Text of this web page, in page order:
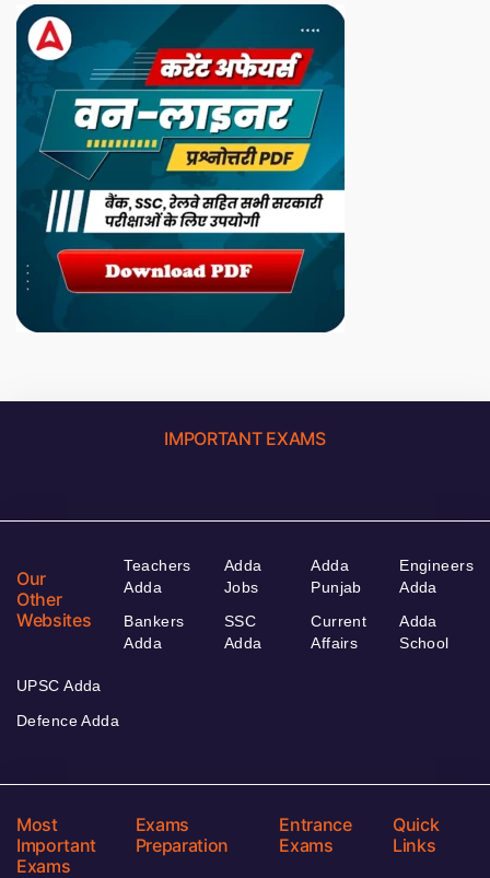
IMPORTANT EXAMS
Our
Other
Websites
Teachers
Adda
Bankers
Adda
Adda
Jobs
SSC
Adda
Adda
Punjab
Current
Affairs
Engineers
Adda
Adda
School
UPSC Adda
Defence Adda
Most
Important
Exams
Exams
Preparation
Entrance
Exams
Quick
Links